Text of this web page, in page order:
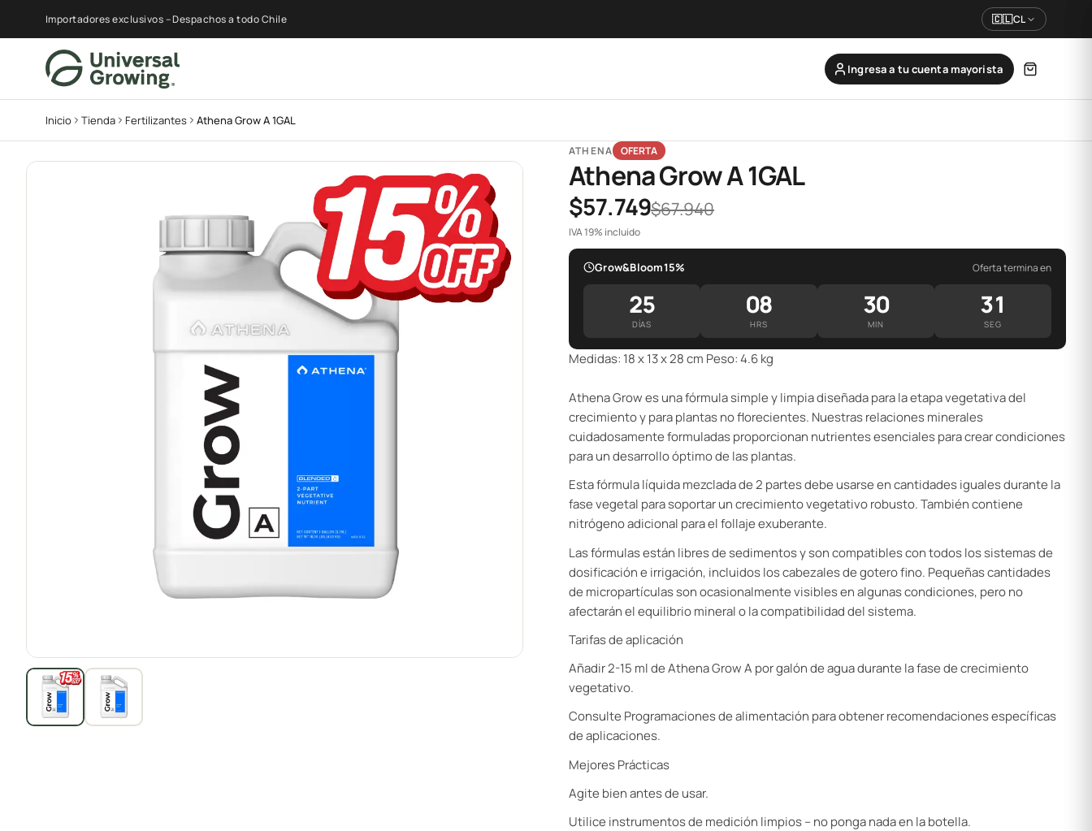
Importadores exclusivos – Despachos a todo Chile 🇨🇱CL
Ingresa a tu cuenta mayorista
Inicio Tienda Fertilizantes Athena Grow A 1GAL
ATHENA OFERTA
Athena Grow A 1GAL
$57.749$67.940
IVA 19% incluido
Grow&Bloom15% Oferta termina en
25
DÍAS
08
HRS
30
MIN
31
SEG
Medidas: 18 x 13 x 28 cm Peso: 4.6 kg
Athena Grow es una fórmula simple y limpia diseñada para la etapa vegetativa del
crecimiento y para plantas no florecientes. Nuestras relaciones minerales
cuidadosamente formuladas proporcionan nutrientes esenciales para crear condiciones
para un desarrollo óptimo de las plantas.
Esta fórmula líquida mezclada de 2 partes debe usarse en cantidades iguales durante la
fase vegetal para soportar un crecimiento vegetativo robusto. También contiene
nitrógeno adicional para el follaje exuberante.
Las fórmulas están libres de sedimentos y son compatibles con todos los sistemas de
dosificación e irrigación, incluidos los cabezales de gotero fino. Pequeñas cantidades
de micropartículas son ocasionalmente visibles en algunas condiciones, pero no
afectarán el equilibrio mineral o la compatibilidad del sistema.
Tarifas de aplicación
Añadir 2-15 ml de Athena Grow A por galón de agua durante la fase de crecimiento
vegetativo.
Consulte Programaciones de alimentación para obtener recomendaciones específicas
de aplicaciones.
Mejores Prácticas
Agite bien antes de usar.
Utilice instrumentos de medición limpios – no ponga nada en la botella.